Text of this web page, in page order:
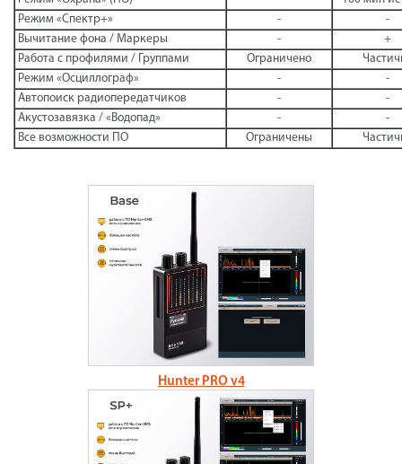
Режим «Спектр+»
-
-
Вычитание фона / Маркеры
-
+
Работа с профилями / Группами
Ограничено
Режим «Осциллограф»
-
-
Автопоиск радиопередатчиков
-
-
Акустозавязка / «Водопад»
-
-
Все возможности ПО
Ограничены
Hunter PRO v4